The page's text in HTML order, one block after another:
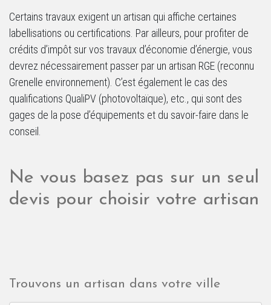
Certains travaux exigent un artisan qui affiche certaines
labellisations ou certifications. Par ailleurs, pour profiter de
crédits d’impôt sur vos travaux d’économie d’énergie, vous
devrez nécessairement passer par un artisan RGE (reconnu
Grenelle environnement). C’est également le cas des
qualifications QualiPV (photovoltaïque), etc., qui sont des
gages de la pose d’équipements et du savoir-faire dans le
conseil.
Ne vous basez pas sur un seul
devis pour choisir votre artisan
Trouvons un artisan dans votre ville